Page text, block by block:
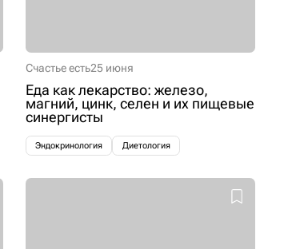
Счастье есть25 июня
Еда как лекарство: железо,
магний, цинк, селен и их пищевые
синергисты
Эндокринология Диетология